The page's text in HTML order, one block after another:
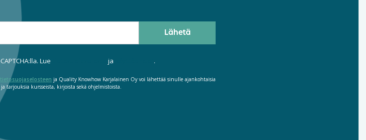
Lue ja .
tietosuojaselosteen ja Quality Knowhow Karjalainen Oy voi lähettää sinulle ajankohtaisia
tarjouksia kursseista, kirjoista sekä ohjelmistoista.